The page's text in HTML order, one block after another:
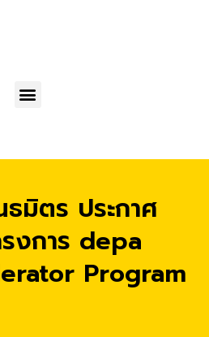
Menu
มิตร ประกาศ
รงการ depa
Program